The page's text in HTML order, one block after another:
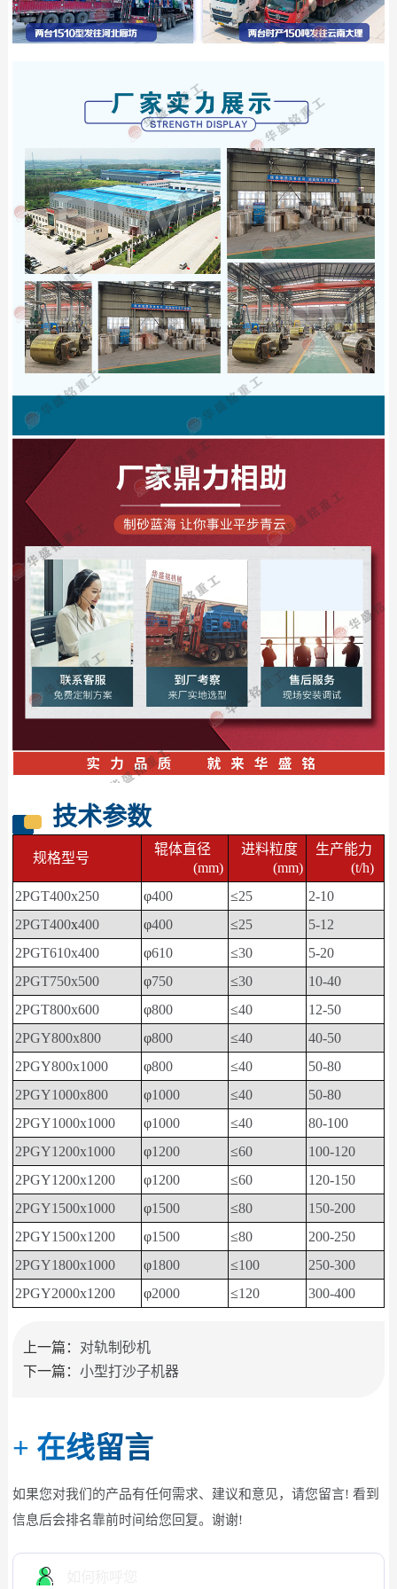
技术参数
规格型号
辊体直径
(mm)
进料粒度
(mm)
生产能力
(t/h)
2PGT400x250
φ400 ≤25
2-10
2PGT400x400 φ400 ≤25
5-12
2PGT610x400
φ610 ≤30
5-20
2PGT750x500
φ750 ≤30
10-40
2PGT800x600
φ800 ≤40
12-50
2PGY800x800
φ800 ≤40
40-50
2PGY800x1000
φ800 ≤40
50-80
2PGY1000x800
φ1000 ≤40
50-80
2PGY1000x1000
φ1000 ≤40
80-100
2PGY1200x1000
φ1200 ≤60
100-120
2PGY1200x1200
φ1200 ≤60
120-150
2PGY1500x1000
φ1500 ≤80
150-200
2PGY1500x1200
φ1500 ≤80
200-250
2PGY1800x1000
φ1800 ≤100
250-300
2PGY2000x1200
φ2000 ≤120 300-400
上一篇： 对轨制砂机
下一篇： 小型打沙子机器
+ 在线留言
如果您对我们的产品有任何需求、建议和意见，请您留言! 看到
信息后会排名靠前时间给您回复。谢谢!